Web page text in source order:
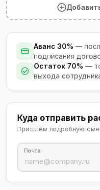
Аванс 30% —
подписания
Остаток 70% —
выхода
Куда отправить
Пришлём подробную
Почта